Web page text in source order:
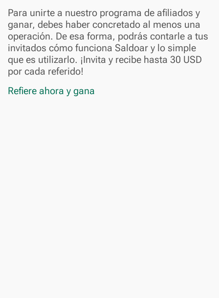
Para unirte a nuestro programa de afiliados y
ganar, debes haber concretado al menos una
operación. De esa forma, podrás contarle a tus
invitados cómo funciona Saldoar y lo simple
que es utilizarlo. ¡Invita y recibe hasta 30 USD
por cada referido!
Refiere ahora y gana